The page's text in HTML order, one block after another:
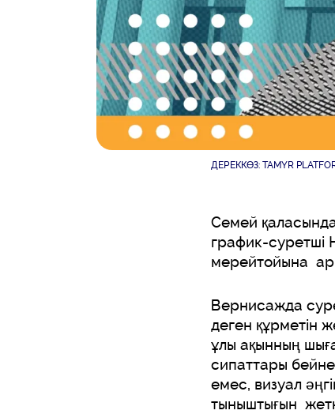
ДЕРЕККӨЗ: TAMYR
Семей
график-суретші
мерейтойына
Вернисажда
деген құрметін
ұлы ақынның
сипаттары
емес, визуал
тыныштығын